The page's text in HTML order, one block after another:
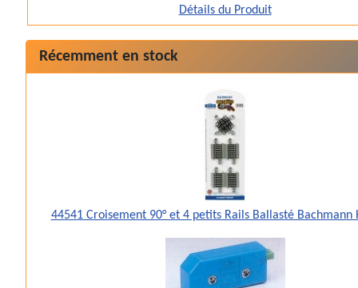
Détails du Produit
Récemment en stock
44541 Croisement 90° et 4 petits Rails Ballasté Bachmann